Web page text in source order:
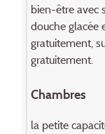
bien-être avec
douche glacée
gratuitement,
gratuitement.
Chambres
la petite